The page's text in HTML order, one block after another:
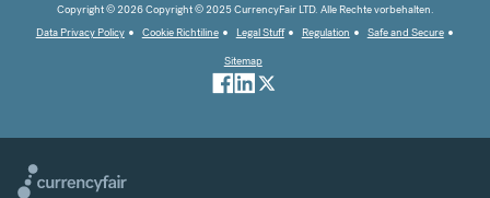
Copyright © 2026 Copyright © 2025 CurrencyFair LTD. Alle Rechte vorbehalten.
Data Privacy Policy
Cookie Richtiline Legal Stuff Regulation
Safe and Secure
Sitemap